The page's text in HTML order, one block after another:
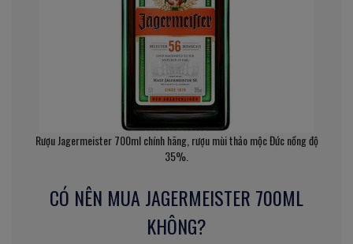
Rượu Jagermeister 700ml chính hãng, rượu mùi thảo mộc Đức nồng độ
35%.
CÓ NÊN MUA JAGERMEISTER 700ML
KHÔNG?